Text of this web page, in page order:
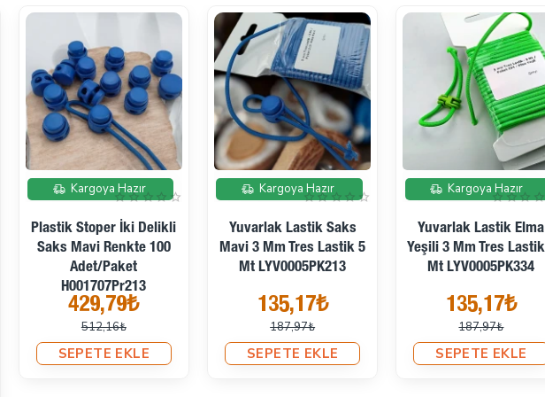
İndirimde
Kargoya Hazır
Yuvarlak Lastik Turkuaz
3 Mm Tres Lastik 5 Mt
LYV0005PK455
135,17₺
187,97₺
SEPETE EKLE
İndirimde
Kargoya Hazır
Yuvarlak Lastik Neon
Açık Yeşil 3 Mm Tres
Lastik 5 Mt
135,17₺
187,97₺
SEPETE EKLE
İndirimde
Kargoya Hazır
Yuvarlak Lastik Yeşil 3
Mm Tres Lastik 5 Mt
LYV0005PK471
135,17₺
187,97₺
SEPETE EKLE